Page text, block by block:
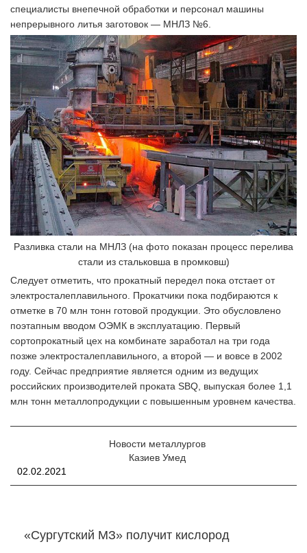
специалисты внепечной обработки и персонал машины
непрерывного литья заготовок — МНЛЗ №6.
Разливка стали на МНЛЗ (на фото показан процесс перелива
стали из стальковша в промковш)
Следует отметить, что прокатный передел пока отстает от
электросталеплавильного. Прокатчики пока подбираются к
отметке в 70 млн тонн готовой продукции. Это обусловлено
поэтапным вводом ОЭМК в эксплуатацию. Первый
сортопрокатный цех на комбинате заработал на три года
позже электросталеплавильного, а второй — и вовсе в 2002
году. Сейчас предприятие является одним из ведущих
российских производителей проката SBQ, выпуская более 1,1
млн тонн металлопродукции с повышенным уровнем качества.
Новости металлургов
Казиев Умед
02.02.2021
«Сургутский МЗ» получит кислород